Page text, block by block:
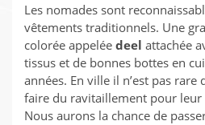
Les nomades sont
vêtements traditionnels. Une
colorée appelée deel attachée
tissus et de bonnes bottes en
années. En ville il n’est pas rare
faire du ravitaillement pour leur
Nous aurons la chance de